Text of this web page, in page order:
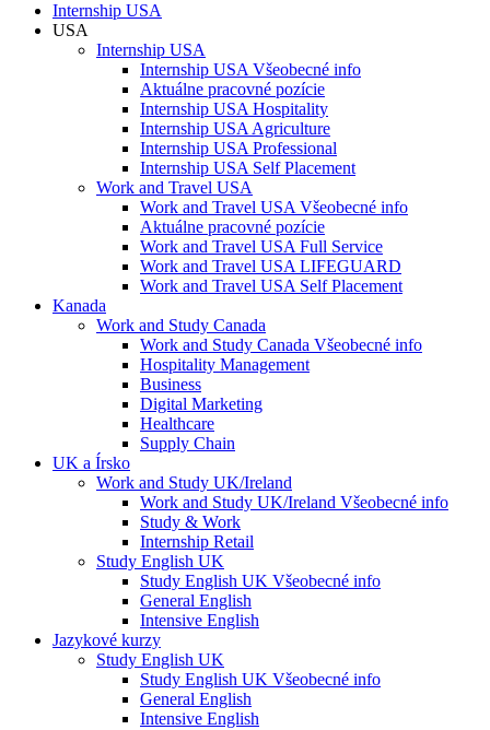
Internship USA
USA
Internship USA
Internship USA Všeobecné info
Aktuálne pracovné pozície
Internship USA Hospitality
Internship USA Agriculture
Internship USA Professional
Internship USA Self Placement
Work and Travel USA
Work and Travel USA Všeobecné info
Aktuálne pracovné pozície
Work and Travel USA Full Service
Work and Travel USA LIFEGUARD
Work and Travel USA Self Placement
Kanada
Work and Study Canada
Work and Study Canada Všeobecné info
Hospitality Management
Business
Digital Marketing
Healthcare
Supply Chain
UK a Írsko
Work and Study UK/Ireland
Work and Study UK/Ireland Všeobecné info
Study & Work
Internship Retail
Study English UK
Study English UK Všeobecné info
General English
Intensive English
Jazykové kurzy
Study English UK
Study English UK Všeobecné info
General English
Intensive English